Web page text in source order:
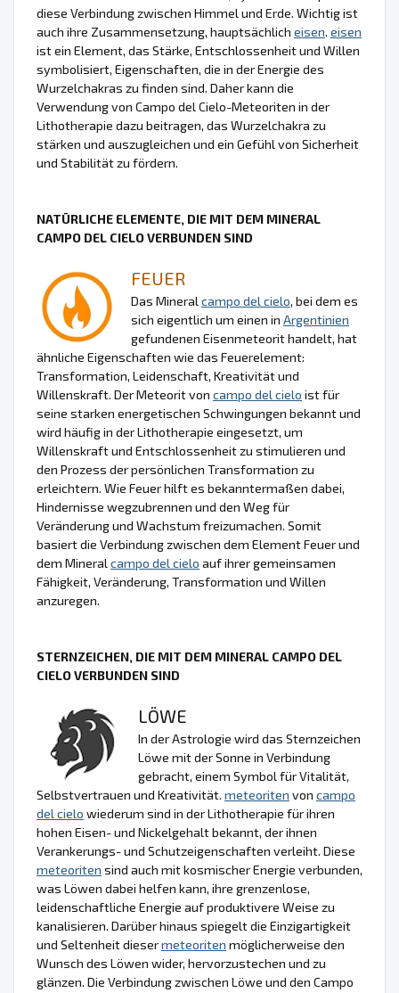
diese Verbindung zwischen Himmel und Erde. Wichtig ist
auch ihre Zusammensetzung, hauptsächlich eisen. eisen
ist ein Element, das Stärke, Entschlossenheit und Willen
symbolisiert, Eigenschaften, die in der Energie des
Wurzelchakras zu finden sind. Daher kann die
Verwendung von Campo del Cielo-Meteoriten in der
Lithotherapie dazu beitragen, das Wurzelchakra zu
stärken und auszugleichen und ein Gefühl von Sicherheit
und Stabilität zu fördern.
NATÜRLICHE ELEMENTE, DIE MIT DEM MINERAL
CAMPO DEL CIELO VERBUNDEN SIND
FEUER
Das Mineralcampo del cielo, bei dem es
sich eigentlich um einen in Argentinien
gefundenen Eisenmeteorit handelt, hat
ähnliche Eigenschaften wie das Feuerelement:
Transformation, Leidenschaft, Kreativität und
Willenskraft. Der Meteorit von campo del cielo ist für
seine starken energetischen Schwingungen bekannt und
wird häufig in der Lithotherapie eingesetzt, um
Willenskraft und Entschlossenheit zu stimulieren und
den Prozess der persönlichen Transformation zu
erleichtern. Wie Feuer hilft es bekanntermaßen dabei,
Hindernisse wegzubrennen und den Weg für
Veränderung und Wachstum freizumachen. Somit
basiert die Verbindung zwischen dem Element Feuer und
dem Mineralcampo del cielo auf ihrer gemeinsamen
Fähigkeit, Veränderung, Transformation und Willen
anzuregen.
STERNZEICHEN, DIE MIT DEM MINERAL CAMPO DEL
CIELO VERBUNDEN SIND
LÖWE
In der Astrologie wird das Sternzeichen
Löwe mit der Sonne in Verbindung
gebracht, einem Symbol für Vitalität,
Selbstvertrauen und Kreativität. meteoriten von campo
del cielo wiederum sind in der Lithotherapie für ihren
hohen Eisen- und Nickelgehalt bekannt, der ihnen
Verankerungs- und Schutzeigenschaften verleiht. Diese
meteoriten sind auch mit kosmischer Energie verbunden,
was Löwen dabei helfen kann, ihre grenzenlose,
leidenschaftliche Energie auf produktivere Weise zu
kanalisieren. Darüber hinaus spiegelt die Einzigartigkeit
und Seltenheit diesermeteoriten möglicherweise den
Wunsch des Löwen wider, hervorzustechen und zu
glänzen. Die Verbindung zwischen Löwe und den Campo